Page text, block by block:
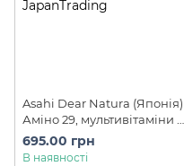
Asahi Dear Natura (Японія)
Аміно 29, мультивітаміни +
мінерали Amino Multi
Vitamin & Minerals 90 шт на
695.00 грн
В наявності